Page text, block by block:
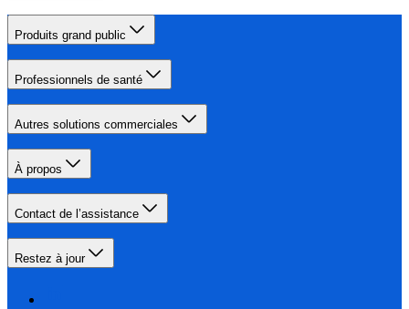
Produits grand public
Professionnels de santé
Autres solutions commerciales
À propos
Contact de l’assistance
Restez à jour